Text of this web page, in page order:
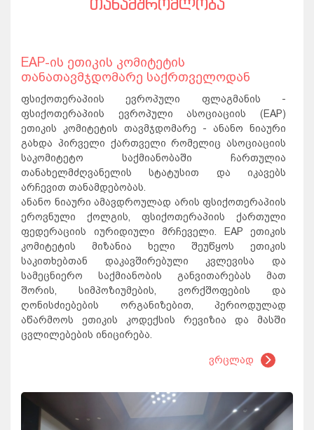
ᲗᲐᲜᲐᲛᲨᲠᲝᲛᲚᲝᲑᲐ
EAP-ის ეთიკის კომიტეტის
თანათავმჯდომარე საქრთველოდან
ფსიქოთერაპიის ევროპული ფლაგმანის -
ფსიქოთერაპიის ევროპული ასოციაციის (EAP)
ეთიკის კომიტეტის თავმჯდომარე - ანანო ნიაური
გახდა პირველი ქართველი რომელიც ასოციაციის
საკომიტეტო საქმიანობაში ჩართულია
თანახელმძღვანელის სტატუსით და იკავებს
არჩევით თანამდებობას.
ანანო ნიაური ამავდროულად არის ფსიქოთერაპიის
ეროვნული ქოლგის, ფსიქოთერაპიის ქართული
ფედერაციის იურიდიული მრჩეველი. EAP ეთიკის
კომიტეტის მიზანია ხელი შეუწყოს ეთიკის
საკითხებთან დაკავშირებული კვლევისა და
სამეცნიერო საქმიანობის განვითარებას მათ
შორის, სიმპოზიუმების, ვორქშოფების და
ღონისძიებების ორგანიზებით, პერიოდულად
აწარმოოს ეთიკის კოდექსის რევიზია და მასში
ცვლილებების ინიცირება.
ვრცლად